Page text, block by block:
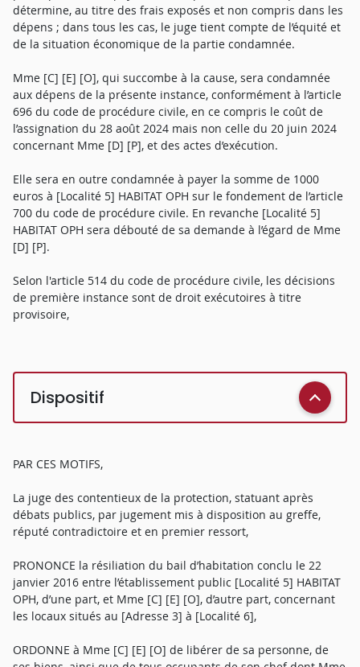
détermine, au titre des frais exposés et non compris dans les
dépens ; dans tous les cas, le juge tient compte de l’équité et
de la situation économique de la partie condamnée.
Mme [C] [E] [O], qui succombe à la cause, sera condamnée
aux dépens de la présente instance, conformément à l’article
696 du code de procédure civile, en ce compris le coût de
l’assignation du 28 août 2024 mais non celle du 20 juin 2024
concernant Mme [D] [P], et des actes d’exécution.
Elle sera en outre condamnée à payer la somme de 1000
euros à [Localité 5] HABITAT OPH sur le fondement de l’article
700 du code de procédure civile. En revanche [Localité 5]
HABITAT OPH sera débouté de sa demande à l’égard de Mme
[D] [P].
Selon l'article 514 du code de procédure civile, les décisions
de première instance sont de droit exécutoires à titre
provisoire,
Dispositif
PAR CES MOTIFS,
La juge des contentieux de la protection, statuant après
débats publics, par jugement mis à disposition au greffe,
réputé contradictoire et en premier ressort,
PRONONCE la résiliation du bail d’habitation conclu le 22
janvier 2016 entre l’établissement public [Localité 5] HABITAT
OPH, d’une part, et Mme [C] [E] [O], d’autre part, concernant
les locaux situés au [Adresse 3] à [Localité 6],
ORDONNE à Mme [C] [E] [O] de libérer de sa personne, de